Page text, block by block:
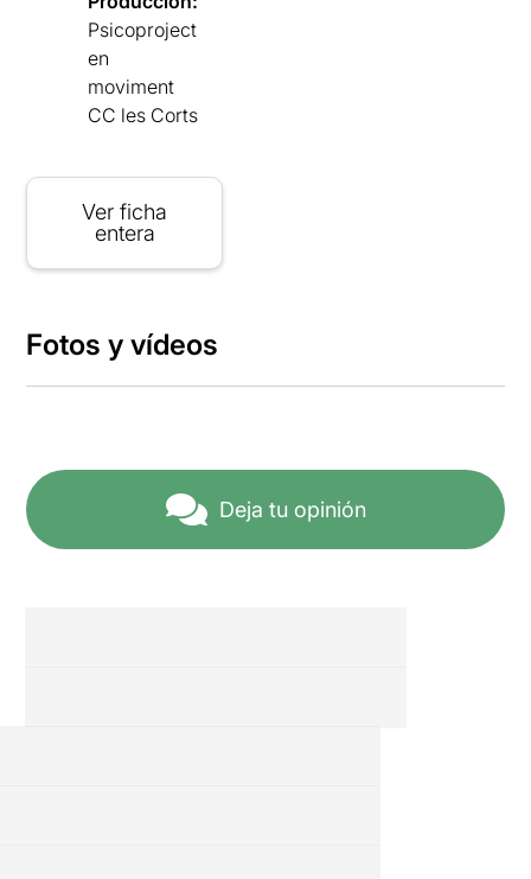
Psicoproject
en
moviment
CC les Corts
Ver ficha
entera
Fotos y vídeos
Deja tu opinión